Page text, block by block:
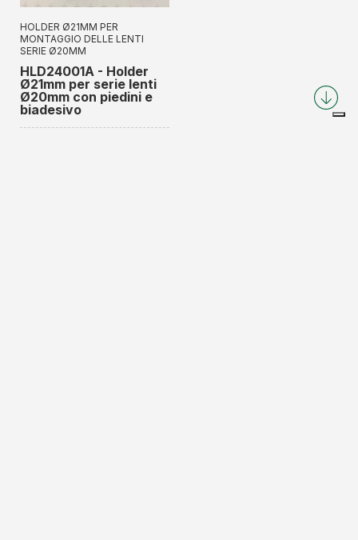
HOLDER Ø21MM PER
MONTAGGIO DELLE LENTI
SERIE Ø20MM
HLD24001A - Holder
Ø21mm per serie lenti
Ø20mm con piedini e
biadesivo